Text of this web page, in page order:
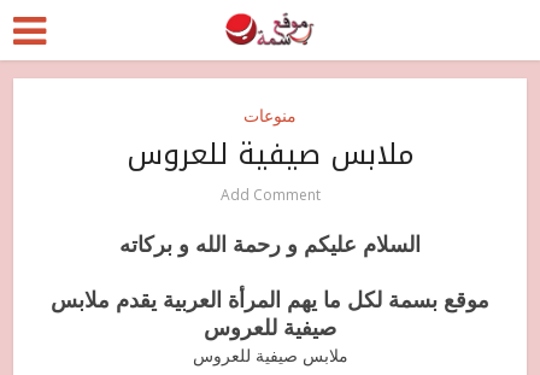
منوعات
ملابس صيفية للعروس
Add Comment
السلام عليكم و رحمة الله و بركاته
موقع بسمة لكل ما يهم المرأة العربية يقدم ملابس
صيفية للعروس
ملابس صيفية للعروس